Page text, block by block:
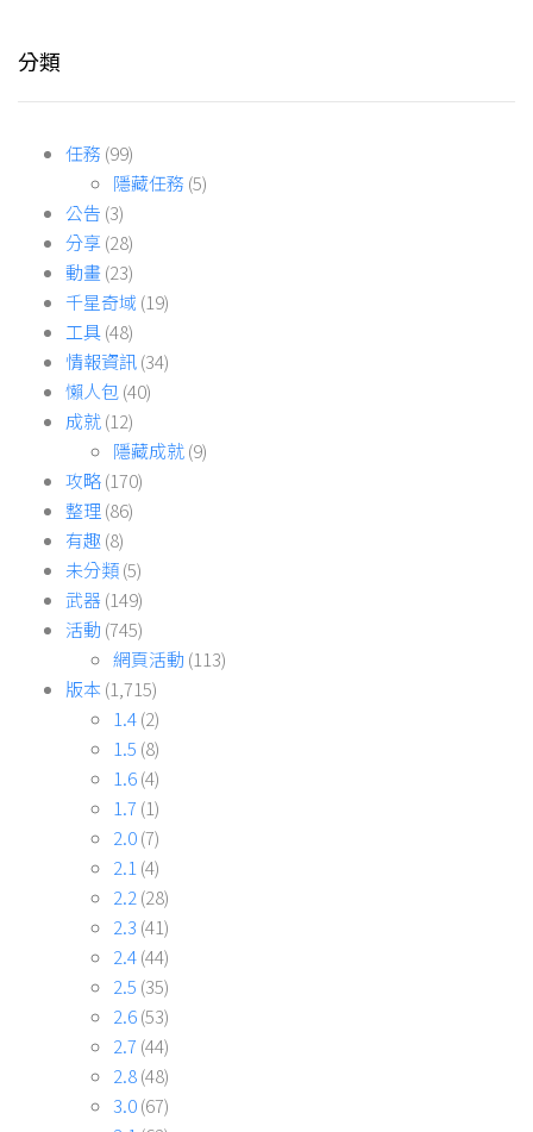
分類
任務 (99)
隱藏任務 (5)
公告 (3)
分享(28)
動畫(23)
千星奇域 (19)
工具(48)
情報資訊(34)
懶人包(40)
成就(12)
隱藏成就(9)
攻略(170)
整理(86)
有趣(8)
未分類(5)
武器(149)
活動 (745)
網頁活動 (113)
版本 (1,715)
1.4(2)
1.5 (8)
1.6(4)
1.7 (1)
2.0(7)
2.1(4)
2.2(28)
2.3 (41)
2.4(44)
2.5 (35)
2.6(53)
2.7 (44)
2.8(48)
3.0(67)